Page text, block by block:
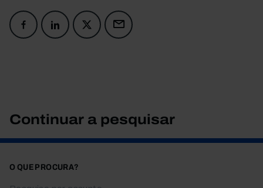
Continuar a pesquisar
O QUE PROCURA?